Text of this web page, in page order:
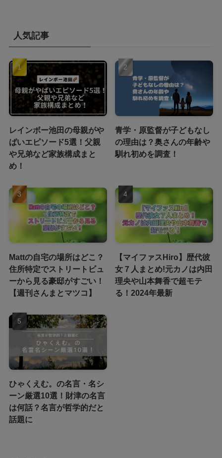
人気記事
レインボー池田の母親がや
ばいエピソード5選！父親
や兄弟など家族構成まと
め！
青学・原監督が子どもなし
の理由は？奥さんの年齢や
馴れ初めを調査！
Mattの自宅の場所はどこ？
住所特定でストリートビュ
ーから見る豪邸がすごい！
【週刊さんまとマツコ】
【マイファスHiro】歴代彼
女７人まとめ!元カノは内田
理央や山本舞香で超モテ
る！2024年最新
ひゃくえむ。の名言・名シ
ーン厳選10選！財津の名言
は何話？名言が哲学的だと
話題に